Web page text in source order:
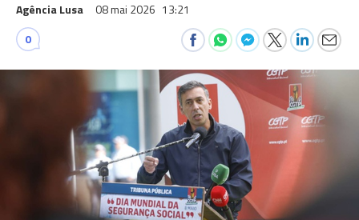
Agência Lusa 08 mai 2026 13:21
0